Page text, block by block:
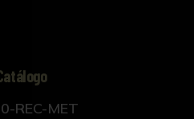
REC-MET